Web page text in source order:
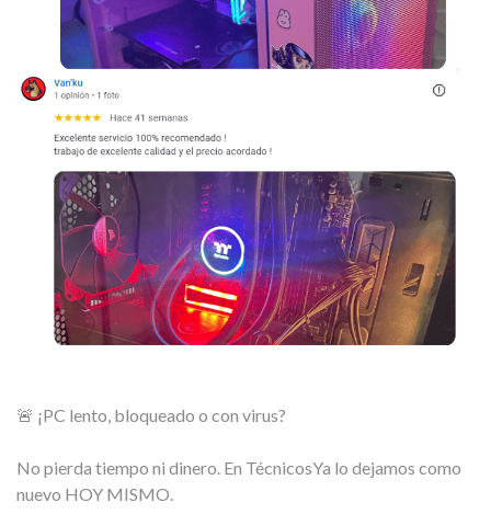
🚨 ¡PC lento, bloqueado o con virus?
No pierda tiempo ni dinero. En TécnicosYa lo dejamos como
nuevo HOY MISMO.